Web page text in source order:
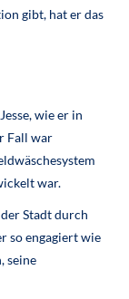
gibt, hat er das
wie er in
Fall war
war.
Stadt durch
so engagiert wie
seine